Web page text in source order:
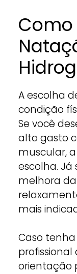
Como
A escolha
condição
Se você
alto gasto
muscular,
escolha. Já
melhora
mais
Caso
orientação